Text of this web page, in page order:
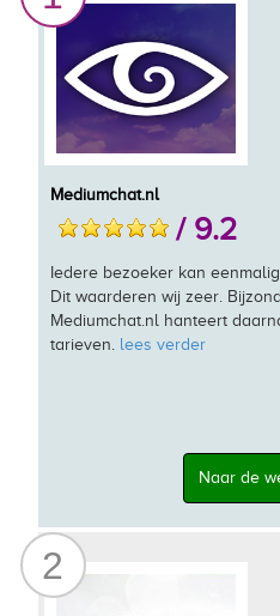
Mediumchat.nl
/ 9.2
Iedere bezoeker kan
Dit waarderen wij zeer.
Mediumchat.nl hanteert
tarieven. lees verder
Naar de
2